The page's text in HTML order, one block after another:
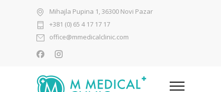
Mihajla Pupina 1, 36300 Novi Pazar
+381 (0) 65 4 17 17 17
office@mmedicalclinic.com